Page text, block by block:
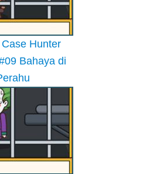
Hunter
Bahaya di